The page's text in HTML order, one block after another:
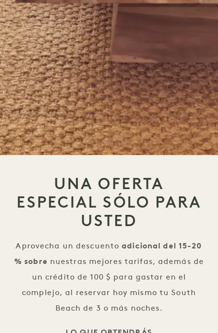
UNA OFERTA
ESPECIAL SÓLO PARA
USTED
Aprovecha un descuentoadicional del 15-20
% sobre nuestras mejores tarifas, además de
un crédito de 100 $ para gastar en el
complejo, al reservar hoy mismo tu South
Beach de 3 o más noches.